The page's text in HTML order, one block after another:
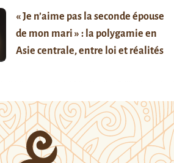
« Je n’aime pas la seconde épouse
de mon mari » : la polygamie en
Asie centrale, entre loi et réalités